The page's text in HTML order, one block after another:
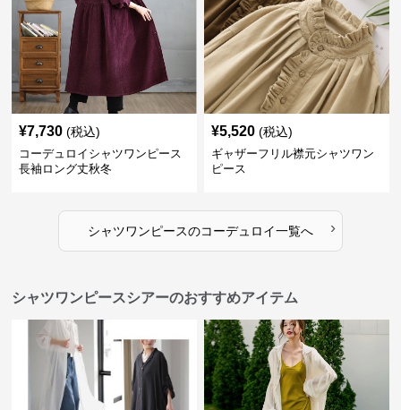
¥7,730 (税込)
コーデュロイシャツワンピース
長袖ロング丈秋冬
¥5,520 (税込)
ギャザーフリル襟元シャツワン
ピース
シャツワンピースのコーデュロイ一覧へ ›
シャツワンピースシアーのおすすめアイテム